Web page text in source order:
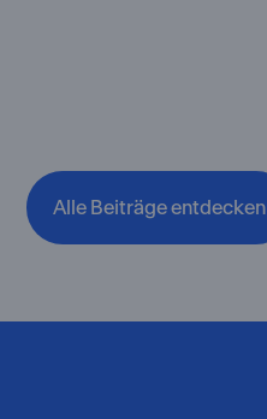
Alle Beiträge entdecken